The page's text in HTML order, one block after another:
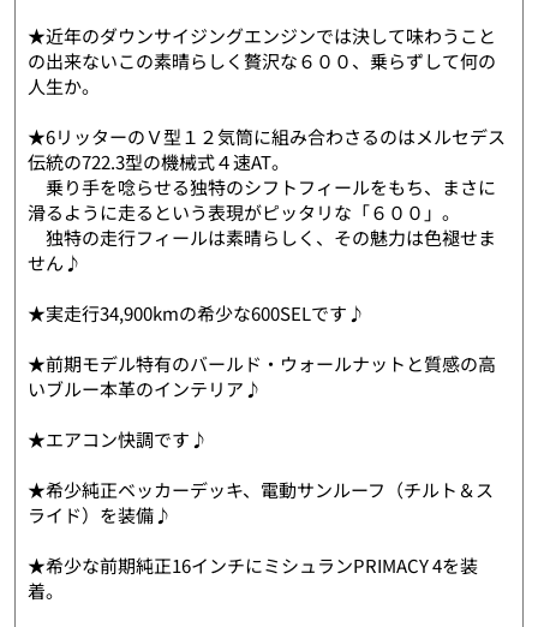
★近年のダウンサイジングエンジンでは決して味わうこと
の出来ないこの素晴らしく贅沢な６００、乗らずして何の
人生か。
★6リッターのＶ型１２気筒に組み合わさるのはメルセデス
伝統の722.3型の機械式４速AT。
乗り手を唸らせる独特のシフトフィールをもち、まさに
滑るように走るという表現がピッタリな「６００」。
独特の走行フィールは素晴らしく、その魅力は色褪せま
せん♪
★実走行34,900kmの希少な600SELです♪
★前期モデル特有のバールド・ウォールナットと質感の高
いブルー本革のインテリア♪
★エアコン快調です♪
★希少純正ベッカーデッキ、電動サンルーフ（チルト＆ス
ライド）を装備♪
★希少な前期純正16インチにミシュランPRIMACY 4を装
着。